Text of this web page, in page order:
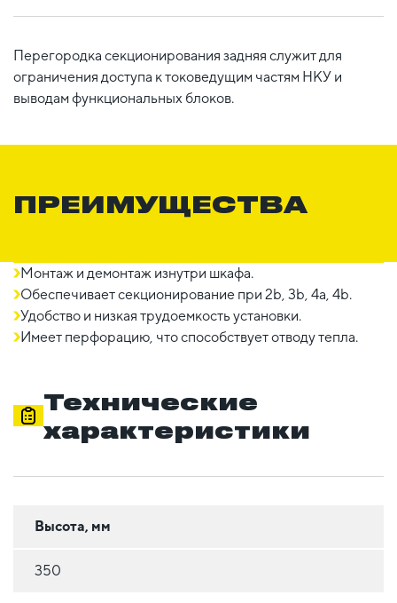
Перегородка секционирования задняя служит для
ограничения доступа к токоведущим частям НКУ и
выводам функциональных блоков.
ПРЕИМУЩЕСТВА
Монтаж и демонтаж изнутри шкафа.
Обеспечивает секционирование при 2b, 3b, 4a, 4b.
Удобство и низкая трудоемкость установки.
Имеет перфорацию, что способствует отводу тепла.
Технические
характеристики
Высота, мм
350